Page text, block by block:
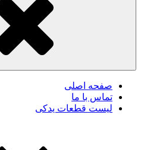
صفحه اصلی
تماس با ما
لیست قطعات یدکی